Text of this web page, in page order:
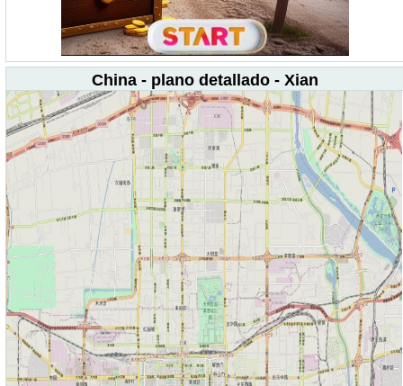
China - plano detallado - Xian